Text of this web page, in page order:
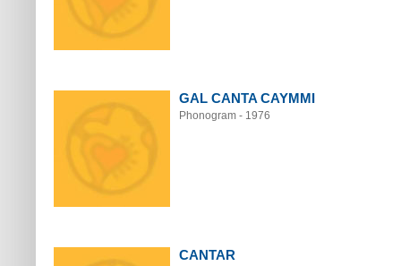
GAL CANTA CAYMMI
Phonogram - 1976
CANTAR